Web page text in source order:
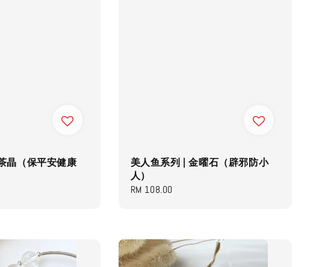
晶（保平安健康
美人鱼系列 | 金曜石（辟邪防小
人）
Regular
RM 108.00